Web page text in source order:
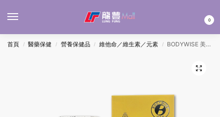
0
首頁 / 醫藥保健 / 營養保健品 / 維他命／維生素／元素 / BODYWISE 美國先威維他命C500MG 100’S